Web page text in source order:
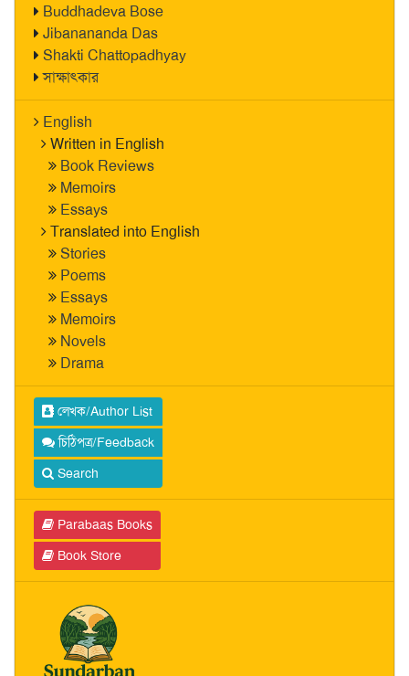
Buddhadeva Bose
Jibanananda Das
Shakti Chattopadhyay
সাক্ষাৎকার
English
Written in English
Book Reviews
Memoirs
Essays
Translated into English
Stories
Poems
Essays
Memoirs
Novels
Drama
লেখক/Author List
চিঠিপত্র/Feedback
Search
Parabaas Books
Book Store